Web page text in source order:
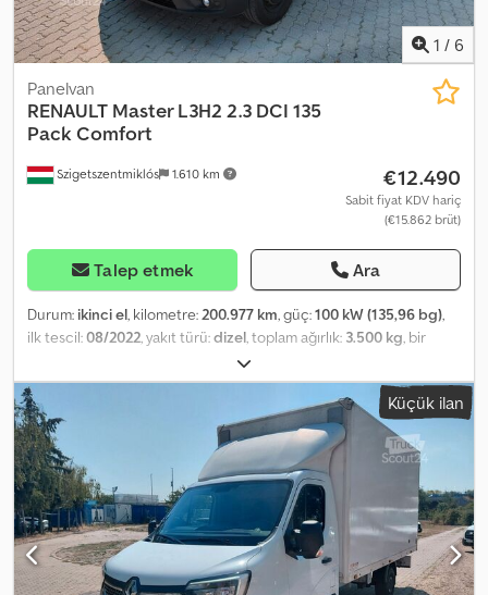
1 / 6
Szigetszentmiklós 1.610 km
Panelvan
RENAULT Master L3H2 2.3 DCI 135
Pack Comfort
€12.490
Sabit fiyat KDV hariç
(€15.862 brüt)
Talep etmek Ara
Durum: ikinci el, kilometre:200.977 km, güç:100 kW (135,96 bg),
ilk tescil:08/2022, yakıt türü:dizel, toplam ağırlık: 3.500 kg, bir
04/2028, renk:
emisyon sınıfı:Euro 6, koltuk sayısı:3, yükleme alanı uzunluğu:
3.695 mm
1.770 mm, yükleme alanı
yüksekliği:
, Üretim yılı:2022, Donanım:ABS, elektronik
denge programı (ESP), klima, merkezi kilitleme, Lütfen bizi
WhatsApp/Viber üzerinden de arayın. E-posta: Cjdpfx Aozr S N
Sjnksrf Araç, tamamen doğrulanabilir bir servis geçmişine sahip
kendi filomuzdan alınmıştır. Ana ekipmanlar şunları içerir:
Bluetooth, multimedya sistemi, çok fonksiyonlu direksiyon,
elektrikli aynalar ve camlar, ABS, ESP, arka park sensörü vb. Özel
ekipman: Arka park yardımcısı, arka kanatlı kapılar (270 derece
Küçük ilan